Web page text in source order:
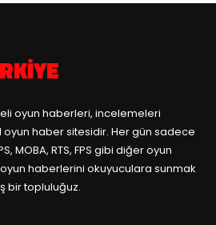
oyun haberleri, incelemeleri
haber sitesidir. Her gün sadece
MOBA, RTS, FPS gibi diğer oyun
haberlerini okuyuculara sunmak
bir topluluğuz.